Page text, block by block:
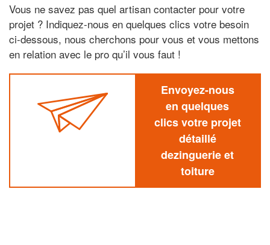
Vous ne savez pas quel artisan contacter pour votre
projet ? Indiquez-nous en quelques clics votre besoin
ci-dessous, nous cherchons pour vous et vous mettons
en relation avec le pro qu’il vous faut !
Envoyez-nous
en quelques
clics votre projet
détaillé
dezinguerie et
toiture